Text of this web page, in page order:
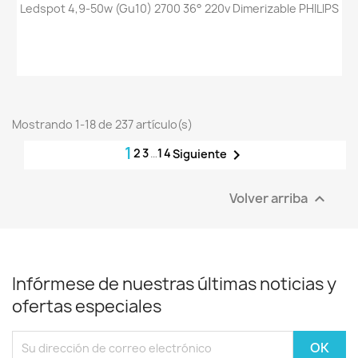
Ledspot 4,9-50w (gu10) 2700 36° 220v Dimerizable PHILIPS
Mostrando 1-18 de 237 artículo(s)
1 23…14Siguiente 
Volver arriba 
Infórmese de nuestras últimas noticias y
ofertas especiales